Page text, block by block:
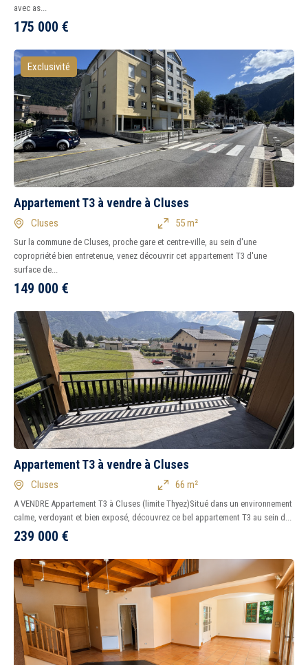
avec as...
175 000 €
Exclusivité
Appartement T3 à vendre à Cluses
Cluses 55 m²
Sur la commune de Cluses, proche gare et centre-ville, au sein d'une
copropriété bien entretenue, venez découvrir cet appartement T3 d'une
surface de...
149 000 €
Appartement T3 à vendre à Cluses
Cluses 66 m²
A VENDRE Appartement T3 à Cluses (limite Thyez)Situé dans un environnement
calme, verdoyant et bien exposé, découvrez ce bel appartement T3 au sein d...
239 000 €